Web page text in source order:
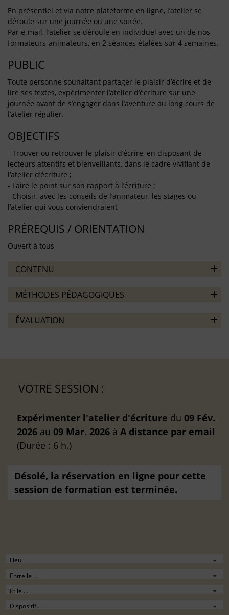
En présentiel et via notre plateforme en ligne, l’atelier se
déroule sur une journée ou une soirée.
Par e-mail, l’atelier se déroule en individuel avec un de nos
formateurs-animateurs, en 2 séances étalées sur 4 semaines.
PUBLIC
Toute personne souhaitant partager le plaisir d’écrire et de
lire ses textes, expérimenter l’atelier d’écriture sur une
journée avant de s’engager dans l’aventure au long cours de
l’atelier régulier.
OBJECTIFS
- Trouver ou retrouver le plaisir d’écrire, en disposant de
lecteurs attentifs et bienveillants, dans le cadre vivifiant de
l’atelier d’écriture ;
- Faire le point sur son rapport à l’écriture ;
- Choisir, avec les conseils de l’animateur, les stages ou
l’atelier qui vous conviendraient
PRÉREQUIS / ORIENTATION
Ouvert à tous
CONTENU
MÉTHODES PÉDAGOGIQUES
ÉVALUATION
VOTRE SESSION :
Expérimenter l'atelier d'écriture du 09 Fév.
2026 au 09 Mar. 2026 à A distance par email
(Durée : 6 h.)
Désolé, la réservation en ligne pour cette
session de formation est terminée.